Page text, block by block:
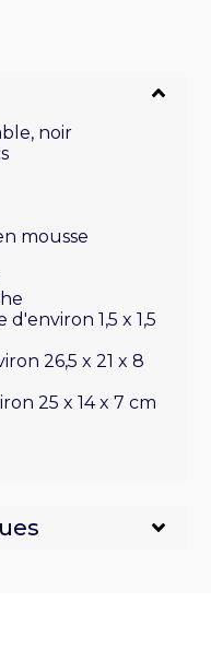
noir
mousse
1,5 x 1,5
26,5 x 21 x 8
25 x 14 x 7 cm